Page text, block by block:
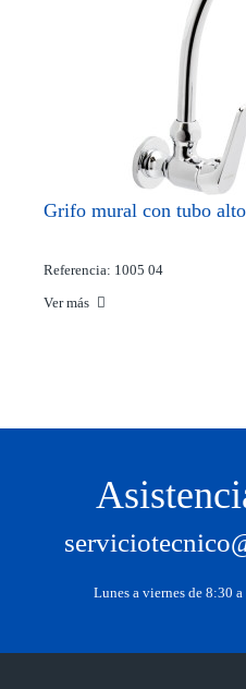
Grifo mural con tubo
Referencia: 1005 04
Ver más
Lunes a viernes de 8:30